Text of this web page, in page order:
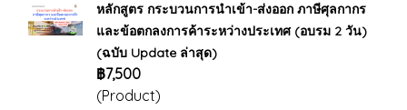
หลักสูตร กระบวนการนำเข้า-ส่งออก ภาษีศุลกากร
และข้อตกลงการค้าระหว่างประเทศ (อบรม 2 วัน)
(ฉบับ Update ล่าสุด)
฿7,500
(Product)